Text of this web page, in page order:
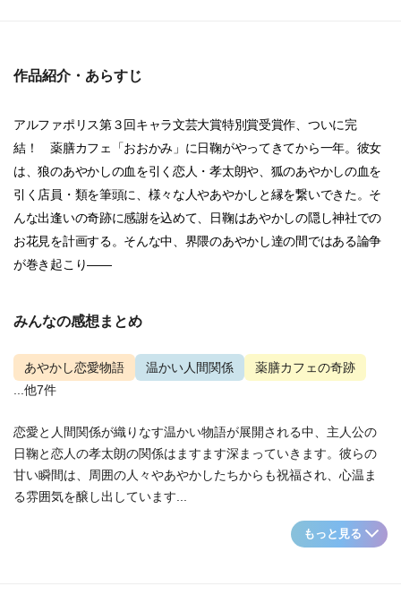
作品紹介・あらすじ
アルファポリス第３回キャラ文芸大賞特別賞受賞作、ついに完
結！ 薬膳カフェ「おおかみ」に日鞠がやってきてから一年。彼女
は、狼のあやかしの血を引く恋人・孝太朗や、狐のあやかしの血を
引く店員・類を筆頭に、様々な人やあやかしと縁を繋いできた。そ
んな出逢いの奇跡に感謝を込めて、日鞠はあやかしの隠し神社での
お花見を計画する。そんな中、界隈のあやかし達の間ではある論争
が巻き起こり――
みんなの感想まとめ
あやかし恋愛物語 温かい人間関係
薬膳カフェの奇跡
...他7件
恋愛と人間関係が織りなす温かい物語が展開される中、主人公の
日鞠と恋人の孝太朗の関係はますます深まっていきます。彼らの
甘い瞬間は、周囲の人々やあやかしたちからも祝福され、心温ま
る雰囲気を醸し出しています...
もっと見る